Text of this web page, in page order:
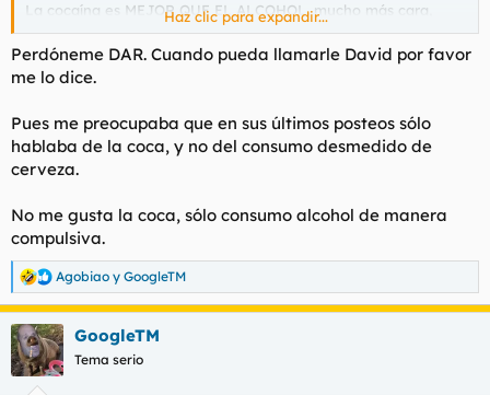
La cocaína es MEJOR QUE EL ALCOHOL, mucho más cara,
pero es MUCHO MEJOR, no lo dicen porque tienen miedo. El
alcohol te deja como una Mierda, sin embargo, la coca, te
duermes y te despiertas para meterte más.
¿Te gusta la coca?
Haz clic para expandir...
Perdóneme DAR. Cuando pueda llamarle David por favor
me lo dice.
Pues me preocupaba que en sus últimos posteos sólo
hablaba de la coca, y no del consumo desmedido de
cerveza.
No me gusta la coca, sólo consumo alcohol de manera
compulsiva.
R
e
a
c
c
i
Agobiao y GoogleTM
GoogleTM
Tema serio